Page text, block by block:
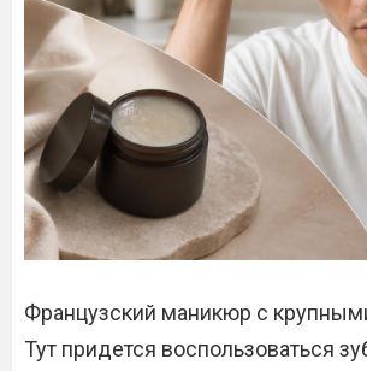
Французский маникюр с
Тут придется воспользоваться